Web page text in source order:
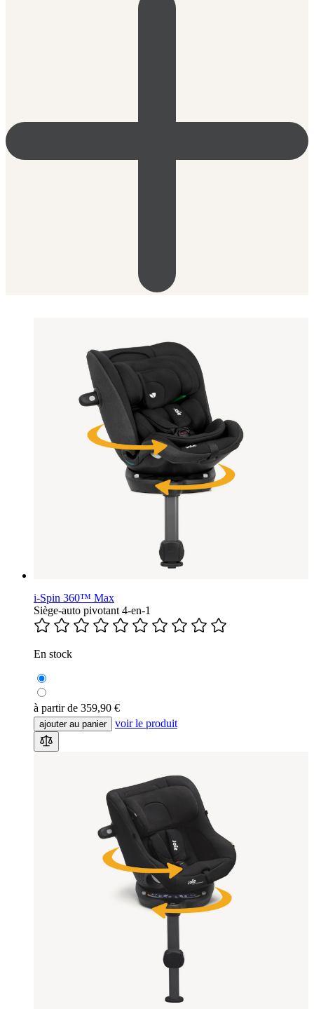
i-Spin 360™ Max
Siège-auto pivotant 4-en-1
En stock
à partir de 359,90 €
ajouter au panier voir le produit